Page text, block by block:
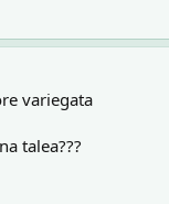
variegata
talea???